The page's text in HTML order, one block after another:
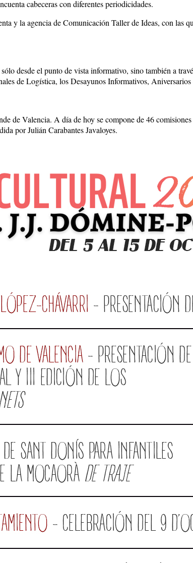
cabeceras con diferentes periodicidades.
y la agencia de Comunicación Taller de Ideas, con las
desde el punto de vista informativo, sino también a
de Logística, los Desayunos Informativos,
de Valencia. A día de hoy se compone de 46
por Julián Carabantes Javaloyes.